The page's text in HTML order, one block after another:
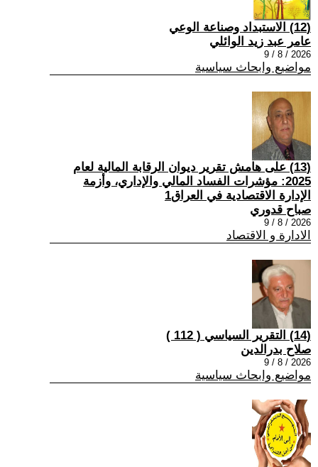
(12) الاستبداد وصناعة الوعي
عامر عبد زيد الوائلي
2026 / 8 / 9
مواضيع وابحاث سياسية
(13) على هامش تقرير ديوان الرقابة المالية لعام
2025: مؤشرات الفساد المالي والإداري، وأزمة
الإدارة الاقتصادية في العراق1
صباح قدوري
2026 / 8 / 9
الادارة و الاقتصاد
(14) التقرير السياسي ( 112 )
صلاح بدرالدين
2026 / 8 / 9
مواضيع وابحاث سياسية